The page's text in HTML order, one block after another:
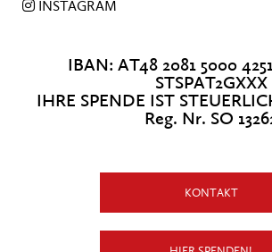
INSTAGRAM
IBAN: AT48 2081 5000
STSPAT2GXXX
IHRE SPENDE IST
Reg. Nr. SO
KONTAKT